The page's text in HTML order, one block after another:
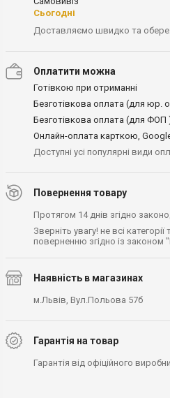
Сьогодні
Доставляємо швидко та
Оплатити можна
Готівкою при отриманні
Безготівкова оплата (для юр.
Безготівкова оплата (для ФОП
Онлайн-оплата карткою,
Доступні усі популярні види
Повернення товару
Протягом 14 днів згідно
Зверніть увагу! не всі
поверненню згідно із законом
Наявність в магазинах
м.Львів, Вул.Польова 57б
Гарантія на товар
Гарантія від офіційного